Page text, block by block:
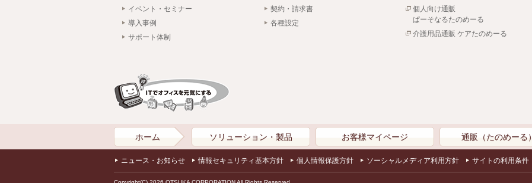
イベント・セミナー
導入事例
サポート体制
契約・請求書
各種設定
個人向け通販
ぱーそなるたのめーる
介護用品通販 ケアたのめーる
ホーム ソリューション・製品 お客様マイページ 通販（たのめーる）
ニュース・お知らせ 情報セキュリティ基本方針 個人情報保護方針 ソーシャルメディア利用方針 サイトの利用条件